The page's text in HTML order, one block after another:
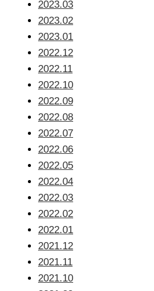
2023.03
2023.02
2023.01
2022.12
2022.11
2022.10
2022.09
2022.08
2022.07
2022.06
2022.05
2022.04
2022.03
2022.02
2022.01
2021.12
2021.11
2021.10